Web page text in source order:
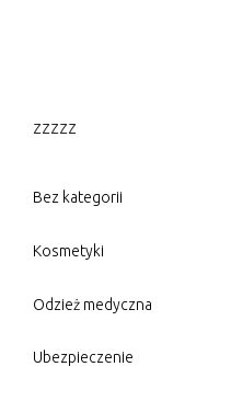
zzzzz
Bez kategorii
Kosmetyki
Odzież medyczna
Ubezpieczenie